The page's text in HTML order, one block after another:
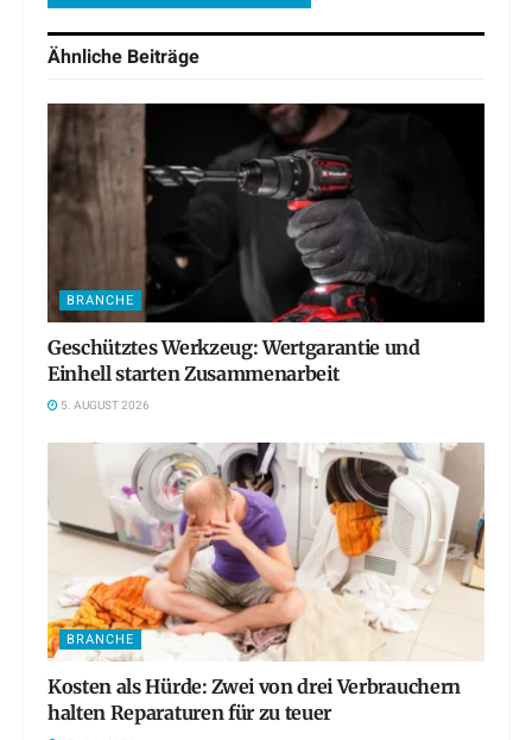
Ähnliche Beiträge
BRANCHE
Geschütztes Werkzeug: Wertgarantie und
Einhell starten Zusammenarbeit
5. AUGUST 2026
BRANCHE
Kosten als Hürde: Zwei von drei Verbrauchern
halten Reparaturen für zu teuer